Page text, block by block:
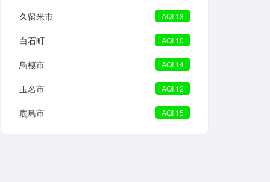
久留米市 AQI 13
白石町 AQI 10
鳥棲市 AQI 14
玉名市 AQI 12
鹿島市 AQI 15